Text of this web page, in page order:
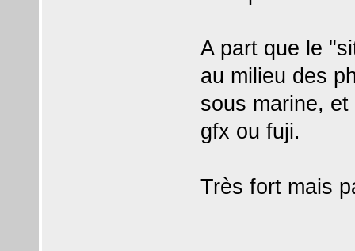
A part que le
au milieu des
sous marine,
gfx ou fuji.
Très fort mais